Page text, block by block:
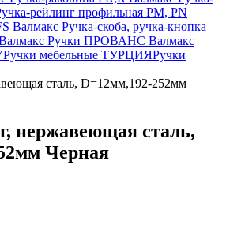
рейлинг профильная PM, PN
Валмакс Ручка-скоба, ручка-кнопка
Ручки ПРОВАНС Валмакс
Ручки мебельные ТУРЦИЯРучки
сталь, D=12мм,192-252мм
нержавеющая сталь,
Черная